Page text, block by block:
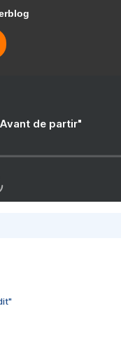
de partir"